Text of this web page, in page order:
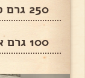
250 גרם סוכר
100 גרם אבקת סוכר